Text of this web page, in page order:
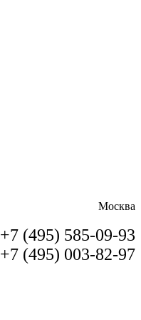
Москва
+7 (495) 585-09-93
+7 (495) 003-82-97